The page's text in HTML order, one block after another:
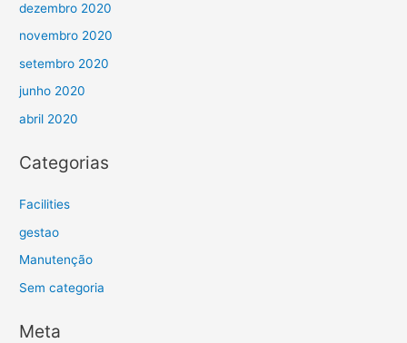
dezembro 2020
novembro 2020
setembro 2020
junho 2020
abril 2020
Categorias
Facilities
gestao
Manutenção
Sem categoria
Meta